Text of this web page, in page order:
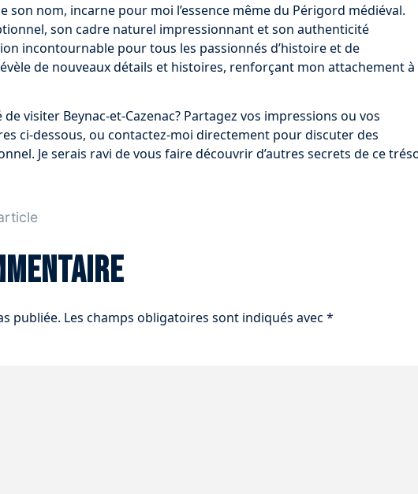
son nom, incarne pour moi l’essence même du Périgord médiéval.
son cadre naturel impressionnant et son authenticité
incontournable pour tous les passionnés d’histoire et de
de nouveaux détails et histoires, renforçant mon attachement à
visiter Beynac-et-Cazenac? Partagez vos impressions ou vos
ci-dessous, ou contactez-moi directement pour discuter des
Je serais ravi de vous faire découvrir d’autres secrets de ce
publiée. Les champs obligatoires sont indiqués avec *